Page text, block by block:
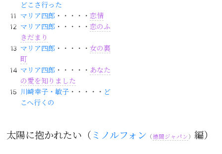
どこさ行った
マリア四郎 ・・・・・恋情
マリア四郎 ・・・・・恋のふ
きだまり
マリア四郎 ・・・・・女の裏
町
マリア四郎 ・・・・・ あなた
の愛を知りました
川崎幸子・敏子 ・・・・・ ど
こへ行くの
太陽に抱かれたい（ ミノルフォン （徳間ジャパン ） 編）